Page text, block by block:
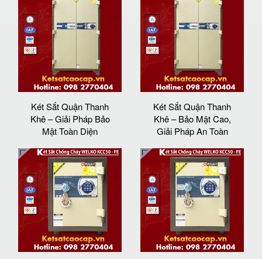
Két Sắt Quận Thanh
Khê – Giải Pháp Bảo
Mật Toàn Diện
Két Sắt Quận Thanh
Khê – Bảo Mật Cao,
Giải Pháp An Toàn